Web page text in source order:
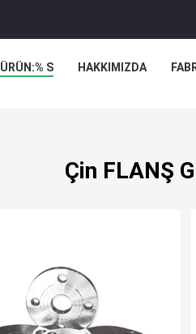
ÜRÜN:% S HAKKIMIZDA
Çin FLANŞ